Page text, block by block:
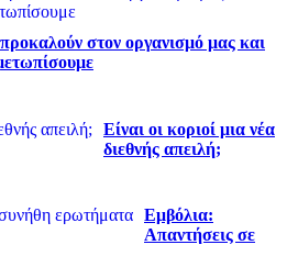
στον οργανισμό μας και
Είναι οι κοριοί μια νέα
διεθνής απειλή;
Εμβόλια:
Απαντήσεις σε